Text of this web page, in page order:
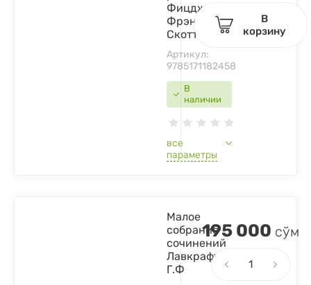
В
наличии
Фицджеральд
Фрэнсис
Скотт
Артикул:
9785171182458
все
параметры
В
корзину
Малое
собрание
сочинений
Лавкрафт
Г.Ф
195 000 сўм